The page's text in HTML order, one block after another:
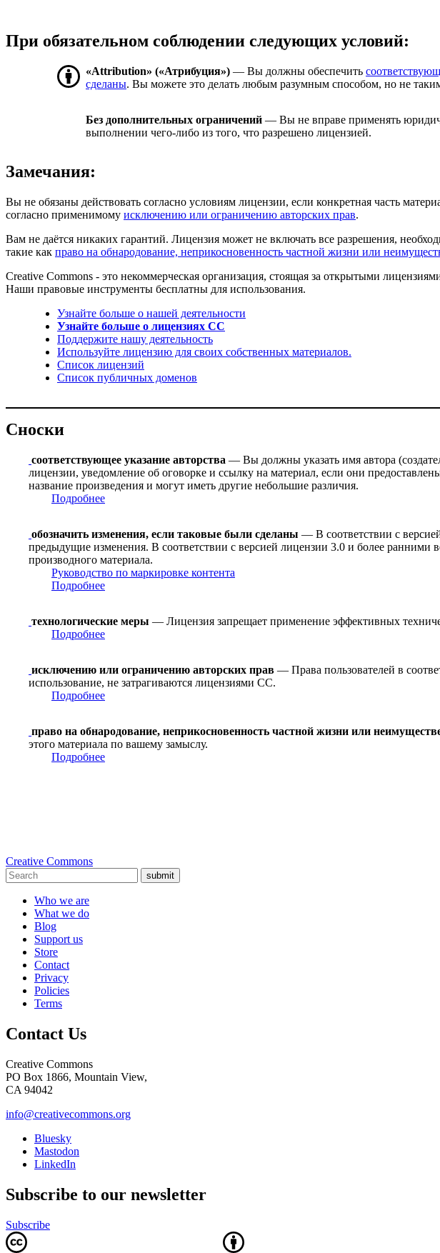
При обязательном соблюдении следующих условий:
«Attribution» («Атрибуция») — Вы должны обеспечить
сделаны. Вы можете это делать любым разумным способом, но не
Без дополнительных ограничений — Вы не вправе применять
выполнении чего-либо из того, что разрешено лицензией.
Замечания:
Вы не обязаны действовать согласно условиям лицензии, если конкретная часть
согласно применимому исключению или ограничению авторских прав.
Вам не даётся никаких гарантий. Лицензия может не включать все разрешения,
такие как право на обнародование, неприкосновенность частной жизни или
Creative Commons - это некоммерческая организация, стоящая за открытыми
Наши правовые инструменты бесплатны для использования.
Узнайте больше о нашей деятельности
Узнайте больше о лицензиях CC
Поддержите нашу деятельность
Используйте лицензию для своих собственных материалов.
Список лицензий
Список публичных доменов
Сноски
соответствующее указание авторства — Вы должны указать имя автора
лицензии, уведомление об оговорке и ссылку на материал, если они
название произведения и могут иметь другие небольшие различия.
Подробнее
обозначить изменения, если таковые были сделаны — В соответствии с
предыдущие изменения. В соответствии с версией лицензии 3.0 и более ранними
производного материала.
Руководство по маркировке контента
Подробнее
технологические меры — Лицензия запрещает применение эффективных
Подробнее
исключению или ограничению авторских прав — Права пользователей в
использование, не затрагиваются лицензиями CC.
Подробнее
право на обнародование, неприкосновенность частной жизни или
этого материала по вашему замыслу.
Подробнее
Creative Commons
submit
Who we are
What we do
Blog
Support us
Store
Contact
Privacy
Policies
Terms
Contact Us
Creative Commons
PO Box 1866, Mountain View,
CA 94042
info@creativecommons.org
Bluesky
Mastodon
LinkedIn
Subscribe to our newsletter
Subscribe